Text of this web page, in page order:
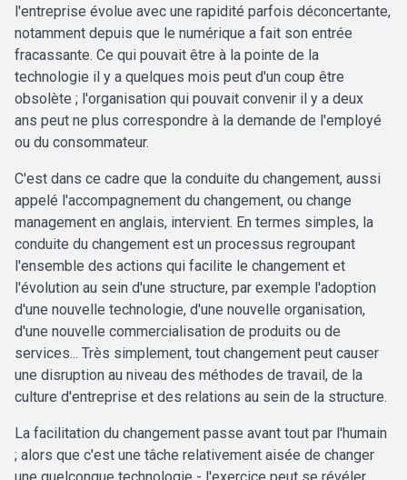
l'entreprise évolue avec une rapidité parfois déconcertante,
notamment depuis que le numérique a fait son entrée
fracassante. Ce qui pouvait être à la pointe de la
technologie il y a quelques mois peut d'un coup être
obsolète ; l'organisation qui pouvait convenir il y a deux
ans peut ne plus correspondre à la demande de l'employé
ou du consommateur.
C'est dans ce cadre que la conduite du changement, aussi
appelé l'accompagnement du changement, ou change
management en anglais, intervient. En termes simples, la
conduite du changement est un processus regroupant
l'ensemble des actions qui facilite le changement et
l'évolution au sein d'une structure, par exemple l'adoption
d'une nouvelle technologie, d'une nouvelle organisation,
d'une nouvelle commercialisation de produits ou de
services... Très simplement, tout changement peut causer
une disruption au niveau des méthodes de travail, de la
culture d'entreprise et des relations au sein de la structure.
La facilitation du changement passe avant tout par l'humain
; alors que c'est une tâche relativement aisée de changer